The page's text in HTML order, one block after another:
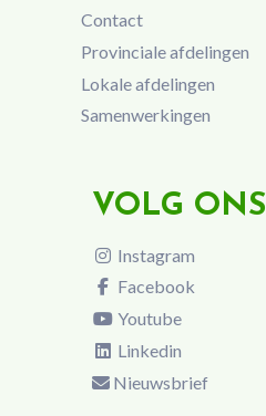
Contact
Provinciale afdelingen
Lokale afdelingen
Samenwerkingen
VOLG ONS
Instagram
Facebook
Youtube
Linkedin
Nieuwsbrief